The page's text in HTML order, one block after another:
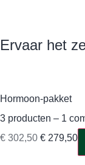
Ervaar het
Hormoon-pakket
3 producten – 1
€ 302,50 € 279,50